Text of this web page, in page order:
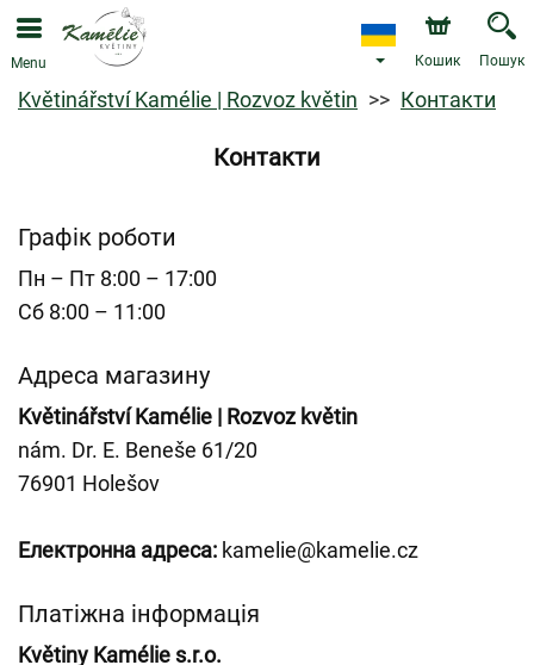
Menu Кошик Пошук
Květinářství Kamélie | Rozvoz květin Контакти
Контакти
Графік роботи
Пн – Пт 8:00 – 17:00
Сб 8:00 – 11:00
Адреса магазину
Květinářství Kamélie | Rozvoz květin
nám. Dr. E. Beneše 61/20
76901 Holešov
Електронна адреса: kamelie@kamelie.cz
Платіжна інформація
Květiny Kamélie s.r.o.